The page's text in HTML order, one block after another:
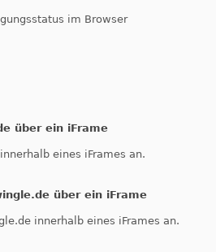
im Browser
über ein iFrame
eines iFrames an.
über ein iFrame
innerhalb eines iFrames an.